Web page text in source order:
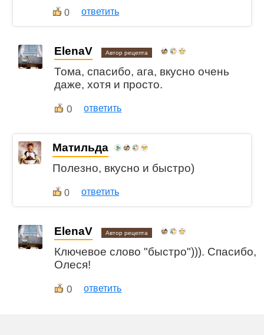
0 ответить
ElenaV Автор рецепта
Тома, спасибо, ага, вкусно очень
даже, хотя и просто.
0 ответить
Матильда
Полезно, вкусно и быстро)
0 ответить
ElenaV Автор рецепта
Ключевое слово "быстро"))). Спасибо,
Олеся!
0 ответить